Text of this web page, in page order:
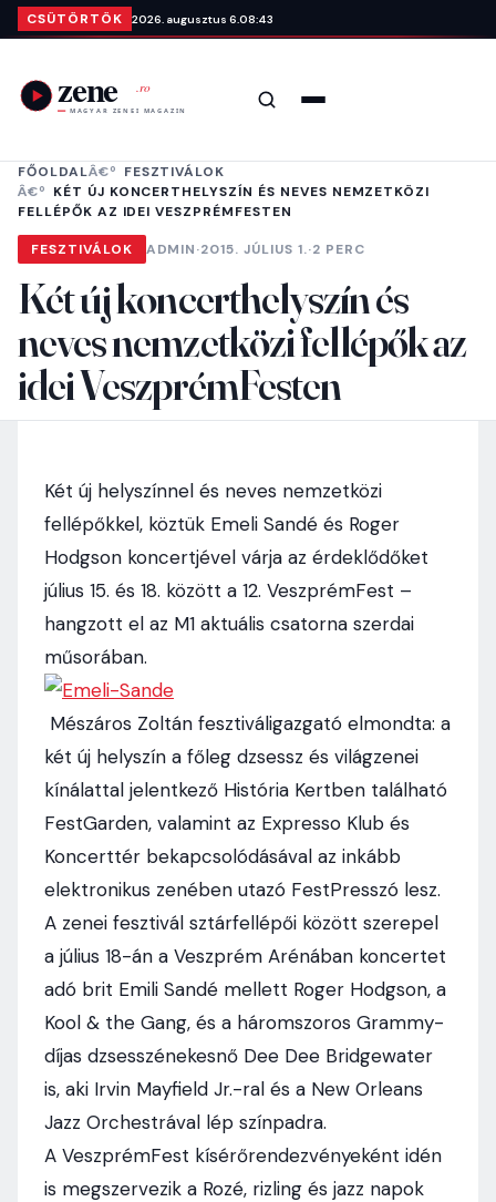
Ugrás a tartalomra
CSÜTÖRTÖK 2026. augusztus 6. 08:43
Keresés
FŐOLDAL
FESZTIVÁLOK
KÉT ÚJ KONCERTHELYSZÍN ÉS NEVES NEMZETKÖZI
FELLÉPŐK AZ IDEI VESZPRÉMFESTEN
FESZTIVÁLOK ADMIN·2015. JÚLIUS 1.·2 PERC
Két új koncerthelyszín és
neves nemzetközi fellépők az
idei VeszprémFesten
Két új helyszínnel és neves nemzetközi
fellépőkkel, köztük Emeli Sandé és Roger
Hodgson koncertjével várja az érdeklődőket
július 15. és 18. között a 12. VeszprémFest –
hangzott el az M1 aktuális csatorna szerdai
műsorában.
Mészáros Zoltán fesztiváligazgató elmondta: a
két új helyszín a főleg dzsessz és világzenei
kínálattal jelentkező História Kertben található
FestGarden, valamint az Expresso Klub és
Koncerttér bekapcsolódásával az inkább
elektronikus zenében utazó FestPresszó lesz.
A zenei fesztivál sztárfellépői között szerepel
a július 18-án a Veszprém Arénában koncertet
adó brit Emili Sandé mellett Roger Hodgson, a
Kool & the Gang, és a háromszoros Grammy-
díjas dzsesszénekesnő Dee Dee Bridgewater
is, aki Irvin Mayfield Jr.-ral és a New Orleans
Jazz Orchestrával lép színpadra.
A VeszprémFest kísérőrendezvényeként idén
is megszervezik a Rozé, rizling és jazz napok